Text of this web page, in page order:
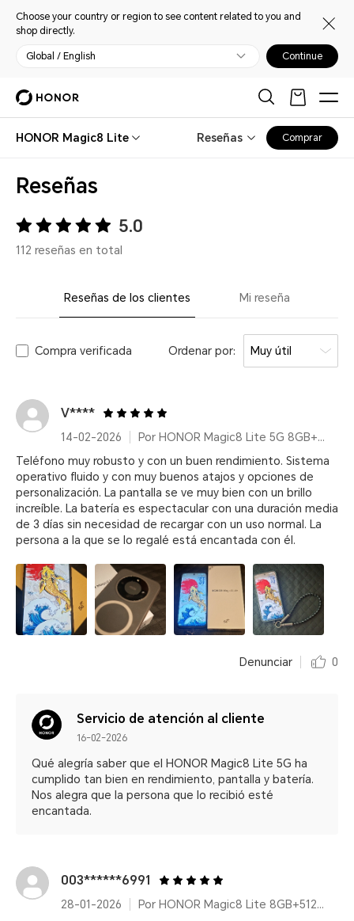
Choose your country or region to see content related to you and
shop directly.
Global / English Continue
HONOR Magic8 Lite Reseñas Comprar
Reseñas
5.0
112 reseñas en total
Reseñas de los clientes Mi reseña
Compra verificada Ordenar por: Muy útil
V****
14-02-2026
Por HONOR Magic8 Lite 5G 8GB+512GB Midnight Black, 7500mAh, IP68/IP69K, 6000nits, 2,5m Resistencia a caídas certificada
Teléfono muy robusto y con un buen rendimiento. Sistema
operativo fluido y con muy buenos atajos y opciones de
personalización. La pantalla se ve muy bien con un brillo
increíble. La batería es espectacular con una duración media
de 3 días sin necesidad de recargar con un uso normal. La
persona a la que se lo regalé está encantada con él.
Denunciar 0
Servicio de atención al cliente
16-02-2026
Qué alegría saber que el HONOR Magic8 Lite 5G ha
cumplido tan bien en rendimiento, pantalla y batería.
Nos alegra que la persona que lo recibió esté
encantada.
003******6991
28-01-2026
Por HONOR Magic8 Lite 8GB+512GB Forest Green